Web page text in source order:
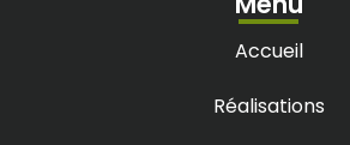
Accueil
Réalisations